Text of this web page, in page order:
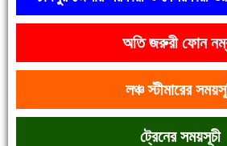
দেশে রাস্তাঘাটসহ অনেক কিছুই হয়েছে, বাড়েনি
অতি জরুরী ফোন
লঞ্চ স্টীমারের
ট্রেনের সময়সূচী